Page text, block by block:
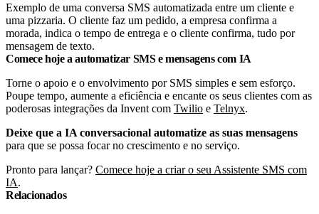
Exemplo de uma conversa SMS automatizada entre um cliente e
uma pizzaria. O cliente faz um pedido, a empresa confirma a
morada, indica o tempo de entrega e o cliente confirma, tudo por
mensagem de texto.
Comece hoje a automatizar SMS e mensagens com IA
Torne o apoio e o envolvimento por SMS simples e sem esforço.
Poupe tempo, aumente a eficiência e encante os seus clientes com as
poderosas integrações da Invent com Twilio e Telnyx.
Deixe que a IA conversacional automatize as suas mensagens
para que se possa focar no crescimento e no serviço.
Pronto para lançar? Comece hoje a criar o seu Assistente SMS com
IA.
Relacionados